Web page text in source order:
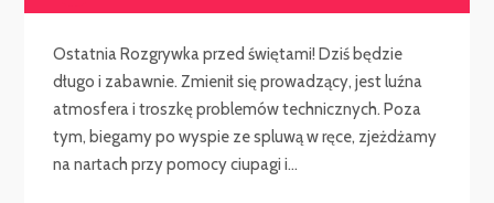
Ostatnia Rozgrywka przed świętami! Dziś będzie
długo i zabawnie. Zmienił się prowadzący, jest luźna
atmosfera i troszkę problemów technicznych. Poza
tym, biegamy po wyspie ze spluwą w ręce, zjeżdżamy
na nartach przy pomocy ciupagi i...